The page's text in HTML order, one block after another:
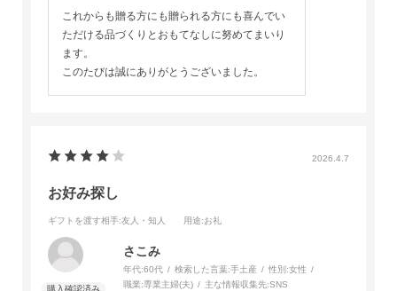
これからも贈る方にも贈られる方にも喜んでい
ただける品づくりとおもてなしに努めてまいり
ます。
このたびは誠にありがとうございました。
2026.4.7
お好み探し
ギフトを渡す相手:友人・知人 用途:お礼
さこみ
年代:60代 検索した言葉:手土産 性別:女性
職業:専業主婦(夫) 主な情報収集先:SNS